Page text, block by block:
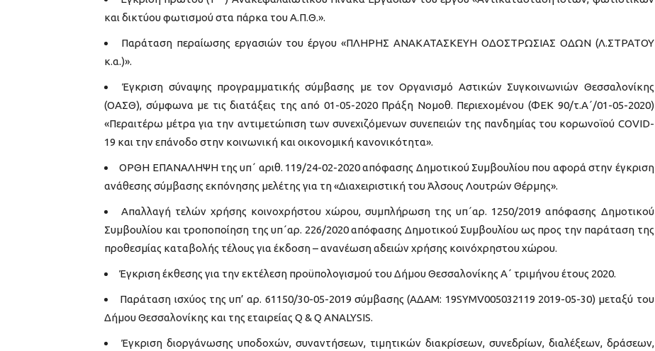
και δικτύου φωτισμού στα πάρκα του Α.Π.Θ.».
Παράταση περαίωσης εργασιών του έργου «ΠΛΗΡΗΣ ΑΝΑΚΑΤΑΣΚΕΥΗ ΟΔΟΣΤΡΩΣΙΑΣ ΟΔΩΝ (Λ.ΣΤΡΑΤΟΥ
κ.α.)».
Έγκριση σύναψης προγραμματικής σύμβασης με τον Οργανισμό Αστικών Συγκοινωνιών Θεσσαλονίκης
(ΟΑΣΘ), σύμφωνα με τις διατάξεις της από 01-05-2020 Πράξη Νομοθ. Περιεχομένου (ΦΕΚ 90/τ.Α΄/01-05-2020)
«Περαιτέρω μέτρα για την αντιμετώπιση των συνεχιζόμενων συνεπειών της πανδημίας του κορωνοϊού COVID-
19 και την επάνοδο στην κοινωνική και οικονομική κανονικότητα».
ΟΡΘΗ ΕΠΑΝΑΛΗΨΗ της υπ΄ αριθ. 119/24-02-2020 απόφασης Δημοτικού Συμβουλίου που αφορά στην έγκριση
ανάθεσης σύμβασης εκπόνησης μελέτης για τη «Διαχειριστική του Άλσους Λουτρών Θέρμης».
Απαλλαγή τελών χρήσης κοινοχρήστου χώρου, συμπλήρωση της υπ΄αρ. 1250/2019 απόφασης Δημοτικού
Συμβουλίου και τροποποίηση της υπ΄αρ. 226/2020 απόφασης Δημοτικού Συμβουλίου ως προς την παράταση της
προθεσμίας καταβολής τέλους για έκδοση – ανανέωση αδειών χρήσης κοινόχρηστου χώρου.
Έγκριση έκθεσης για την εκτέλεση προϋπολογισμού του Δήμου Θεσσαλονίκης Α΄ τριµήνου έτους 2020.
Παράταση ισχύος της υπ’ αρ. 61150/30-05-2019 σύμβασης (ΑΔΑΜ: 19SYMV005032119 2019-05-30) μεταξύ του
Δήμου Θεσσαλονίκης και της εταιρείας Q & Q ANALYSIS.
Έγκριση διοργάνωσης υποδοχών, συναντήσεων, τιμητικών διακρίσεων, συνεδρίων, διαλέξεων, δράσεων,